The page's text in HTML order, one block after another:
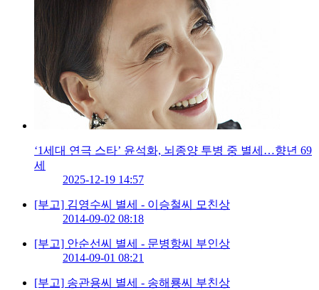
‘1세대 연극 스타’ 윤석화, 뇌종양 투병 중 별세…향년 69
세
2025-12-19 14:57
[부고] 김영수씨 별세 - 이승철씨 모친상
2014-09-02 08:18
[부고] 안순선씨 별세 - 문병항씨 부인상
2014-09-01 08:21
[부고] 송관용씨 별세 - 송해룡씨 부친상